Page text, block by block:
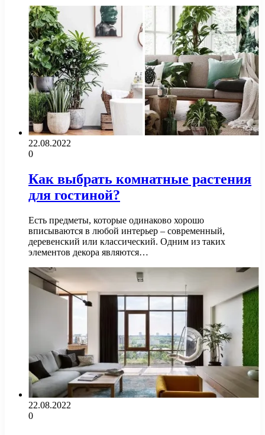
22.08.2022
0
Как выбрать комнатные растения
для гостиной?
Есть предметы, которые одинаково хорошо
вписываются в любой интерьер – современный,
деревенский или классический. Одним из таких
элементов декора являются…
22.08.2022
0